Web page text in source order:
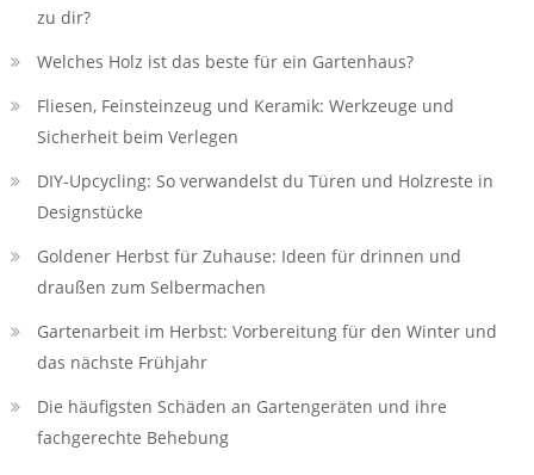
zu dir?
Welches Holz ist das beste für ein Gartenhaus?
Fliesen, Feinsteinzeug und Keramik: Werkzeuge und
Sicherheit beim Verlegen
DIY-Upcycling: So verwandelst du Türen und Holzreste in
Designstücke
Goldener Herbst für Zuhause: Ideen für drinnen und
draußen zum Selbermachen
Gartenarbeit im Herbst: Vorbereitung für den Winter und
das nächste Frühjahr
Die häufigsten Schäden an Gartengeräten und ihre
fachgerechte Behebung